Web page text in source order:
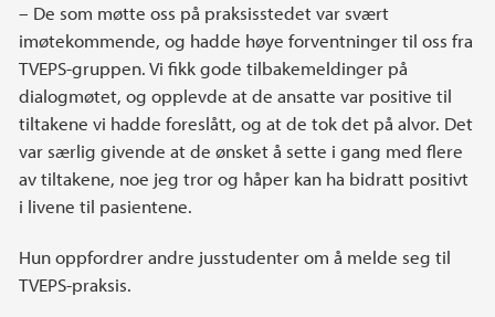
– De som møtte oss på praksisstedet var svært
imøtekommende, og hadde høye forventninger til oss fra
TVEPS-gruppen. Vi fikk gode tilbakemeldinger på
dialogmøtet, og opplevde at de ansatte var positive til
tiltakene vi hadde foreslått, og at de tok det på alvor. Det
var særlig givende at de ønsket å sette i gang med flere
av tiltakene, noe jeg tror og håper kan ha bidratt positivt
i livene til pasientene.
Hun oppfordrer andre jusstudenter om å melde seg til
TVEPS-praksis.